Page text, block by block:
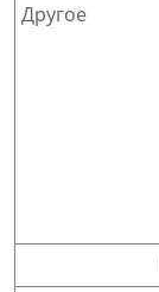
Другое